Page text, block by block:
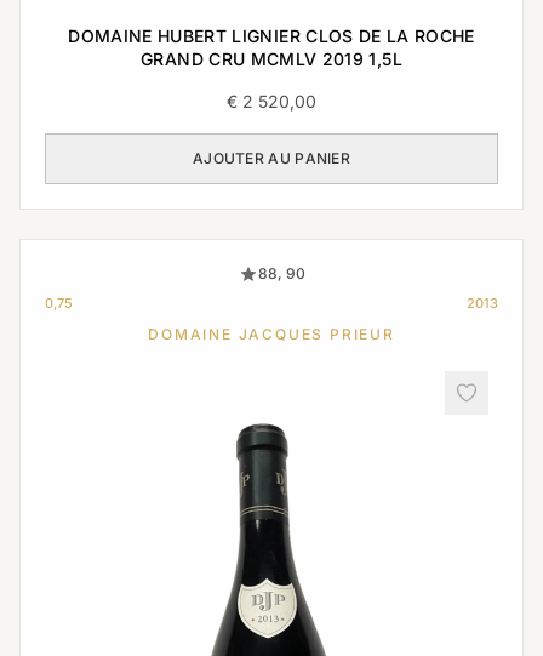
DOMAINE HUBERT LIGNIER CLOS DE LA ROCHE
GRAND CRU MCMLV 2019 1,5L
€ 2 520,00
AJOUTER AU PANIER
88, 90
0,75 2013
DOMAINE JACQUES PRIEUR